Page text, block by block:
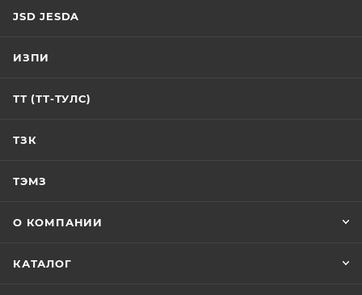
JSD JESDA
ИЗПИ
ТТ (ТТ-ТУЛС)
ТЗК
ТЭМЗ
О КОМПАНИИ
КАТАЛОГ